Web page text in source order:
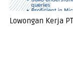
Lowongan Kerja